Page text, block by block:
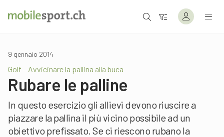
9 gennaio 2014
Golf – Avvicinare la pallina alla buca
Rubare le palline
In questo esercizio gli allievi devono riuscire a
piazzare la pallina il più vicino possibile ad un
obiettivo prefissato. Se ci riescono rubano la